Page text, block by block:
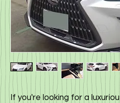
If you're looking for a